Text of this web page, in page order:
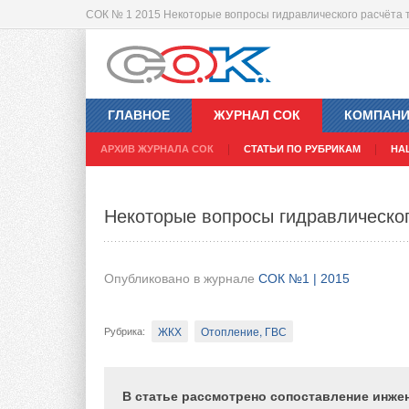
СОК № 1 2015 Некоторые вопросы гидравлического расчёта
ГЛАВНОЕ ЖУРНАЛ СОК
АРХИВ ЖУРНАЛА СОК СТАТЬИ ПО РУБРИКАМ
Некоторые вопросы
Опубликовано в журнале СОК №1 | 2015
Рубрика: ЖКХ Отопление, ГВС
В статье рассмотрено сопоставление
Сильфонные компенсаторы для
Опубликовано в журнале СОК №1 | 2015
Тэги: Арматура, фитинги
Эта статья является кратким пособием
эксплуатации.